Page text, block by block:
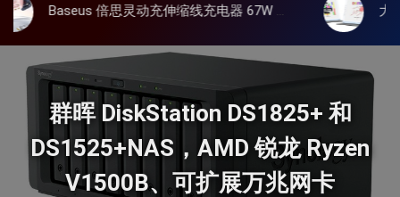
倍思灵动充伸缩线充电器 67W 3C，超耐用可伸缩线、氮化镓、3C多设备同时充 大上 Paperlike 13K
群晖 DiskStation DS1825+ 和
DS1525+NAS，AMD 锐龙 Ryzen
V1500B、可扩展万兆网卡